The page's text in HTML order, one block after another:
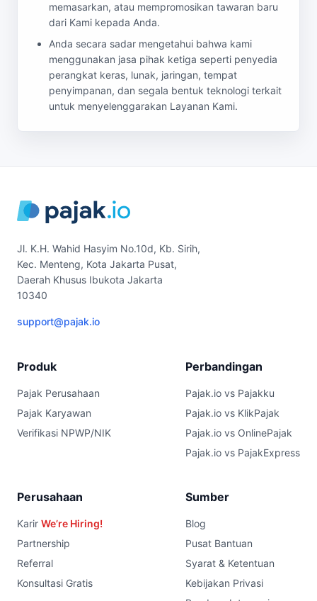
memasarkan, atau mempromosikan tawaran baru
dari Kami kepada Anda.
Anda secara sadar mengetahui bahwa kami
menggunakan jasa pihak ketiga seperti penyedia
perangkat keras, lunak, jaringan, tempat
penyimpanan, dan segala bentuk teknologi terkait
untuk menyelenggarakan Layanan Kami.
Jl. K.H. Wahid Hasyim No.10d, Kb. Sirih,
Kec. Menteng, Kota Jakarta Pusat,
Daerah Khusus Ibukota Jakarta
10340
support@pajak.io
Produk
Pajak Perusahaan
Pajak Karyawan
Verifikasi NPWP/NIK
Perbandingan
Pajak.io vs Pajakku
Pajak.io vs KlikPajak
Pajak.io vs OnlinePajak
Pajak.io vs PajakExpress
Perusahaan
Karir We’re Hiring!
Partnership
Referral
Konsultasi Gratis
Sumber
Blog
Pusat Bantuan
Syarat & Ketentuan
Kebijakan Privasi